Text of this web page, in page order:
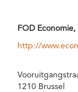
FOD
http://
1210 Brussel